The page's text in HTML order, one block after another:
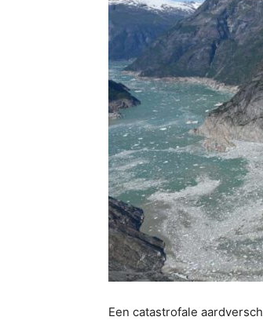
Een catastrofale